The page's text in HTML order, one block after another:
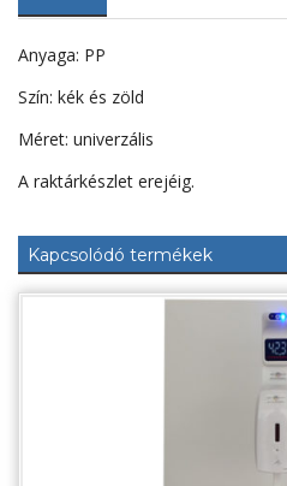
Anyaga: PP
Szín: kék és zöld
Méret: univerzális
A raktárkészlet erejéig.
Kapcsolódó termékek